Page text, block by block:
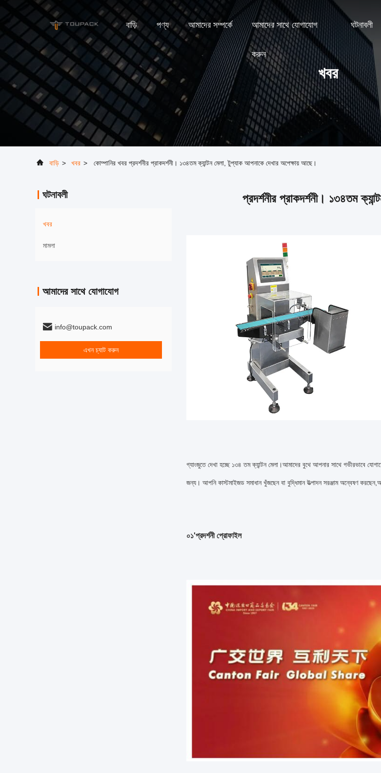
বাড়ি পণ্য আমাদের সম্পর্কে আমাদের সাথে যোগাযোগ
করুন
ঘটনাবলী
খবর
বাড়ি > খবর > কোম্পানির খবর প্রদর্শনীর প্রাকদর্শনী। ১৩৪তম ক্যান্টন মেলা, টুপ্যাক আপনাকে দেখার অপেক্ষায় আছে।
ঘটনাবলী
খবর
মামলা
আমাদের সাথে যোগাযোগ
info@toupack.com
এখন চ্যাট করুন
প্রদর্শনীর প্রাকদর্শনী। ১৩৪তম
গ্যাংজুতে দেখা হচ্ছে ১৩৪ তম ক্যান্টন মেলা।আমাদের বুথে আপনার সাথে গভীরভাবে
জন্য। আপনি কাস্টমাইজড সমাধান খুঁজছেন বা বুদ্ধিমান উত্পাদন সরঞ্জাম অন্বেষণ
০১'প্রদর্শনী প্রোফাইল